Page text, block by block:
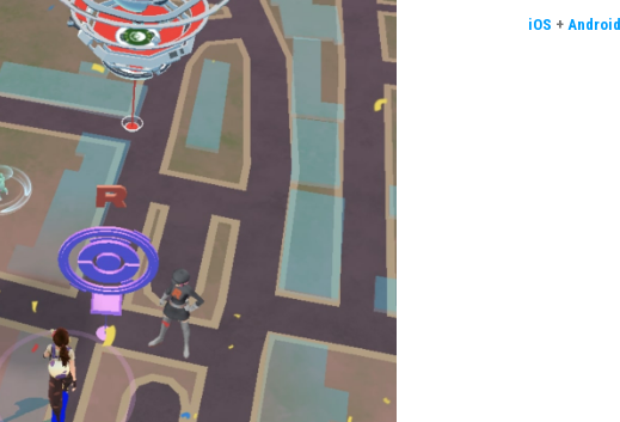
iOS + Android